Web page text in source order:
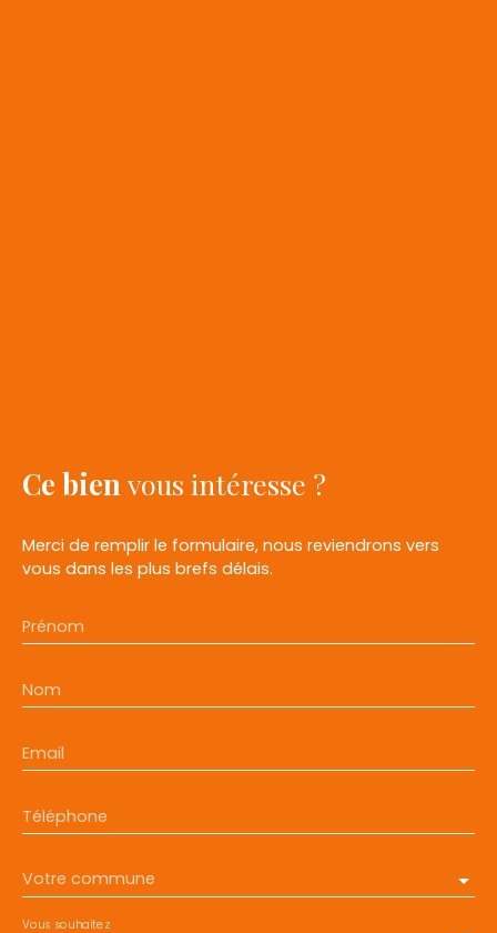
Ce bien vous intéresse ?
Merci de remplir le formulaire, nous reviendrons vers
vous dans les plus brefs délais.
Prénom
Nom
Email
Téléphone
Votre commune
Vous souhaitez